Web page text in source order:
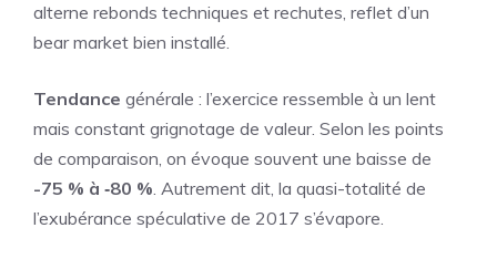
alterne rebonds techniques et rechutes, reflet d’un
bear market bien installé.
Tendance générale : l’exercice ressemble à un lent
mais constant grignotage de valeur. Selon les points
de comparaison, on évoque souvent une baisse de
-75 % à ‑80 %. Autrement dit, la quasi-totalité de
l’exubérance spéculative de 2017 s’évapore.